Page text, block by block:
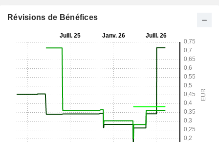
Révisions de Bénéfices